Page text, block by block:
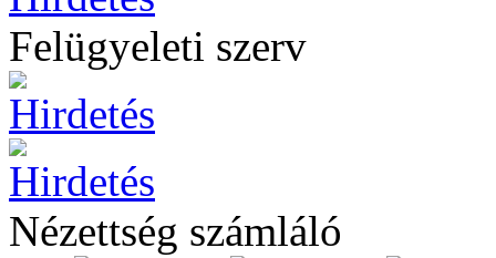
Felügyeleti szerv
Nézettség számláló